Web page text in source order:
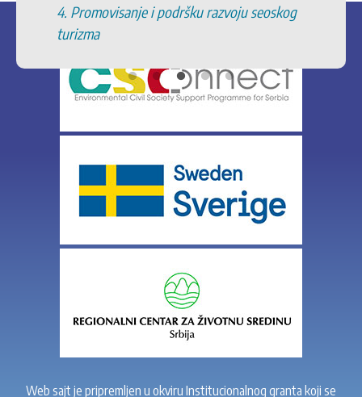
4. Promovisanje i podršku razvoju seoskog
turizma
Web sajt je pripremljen u okviru Institucionalnog granta koji se